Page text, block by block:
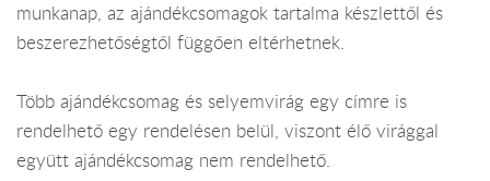
munkanap, az ajándékcsomagok tartalma készlettől és
beszerezhetőségtől függően eltérhetnek.
Több ajándékcsomag és selyemvirág egy címre is
rendelhető egy rendelésen belül, viszont élő virággal
együtt ajándékcsomag nem rendelhető.